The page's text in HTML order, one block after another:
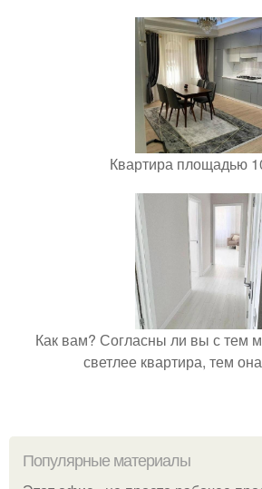
Квартира площадью
Как вам? Согласны ли вы с тем
светлее квартира, тем
Популярные материалы